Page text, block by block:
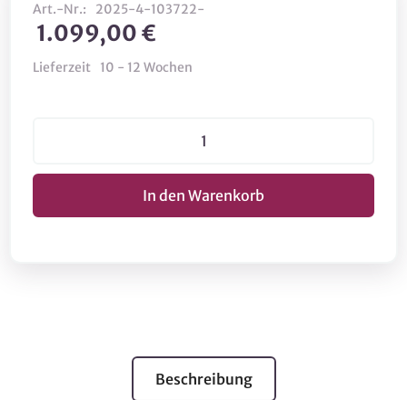
Art.-Nr.: 2025-4-103722-
1.099,00 €
Lieferzeit 10 - 12 Wochen
Beschreibung